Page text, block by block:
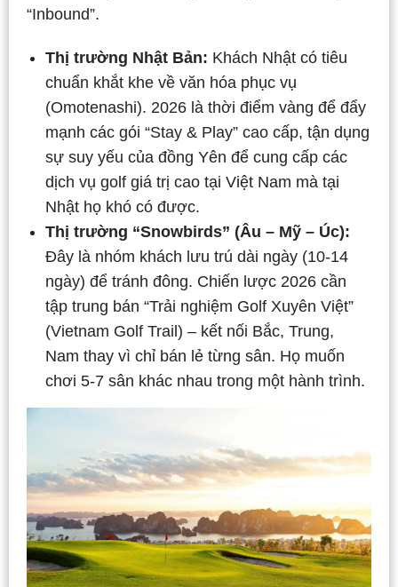
“Inbound”.
Thị trường Nhật Bản: Khách Nhật có tiêu
chuẩn khắt khe về văn hóa phục vụ
(Omotenashi). 2026 là thời điểm vàng để đẩy
mạnh các gói “Stay & Play” cao cấp, tận dụng
sự suy yếu của đồng Yên để cung cấp các
dịch vụ golf giá trị cao tại Việt Nam mà tại
Nhật họ khó có được.
Thị trường “Snowbirds” (Âu – Mỹ – Úc):
Đây là nhóm khách lưu trú dài ngày (10-14
ngày) để tránh đông. Chiến lược 2026 cần
tập trung bán “Trải nghiệm Golf Xuyên Việt”
(Vietnam Golf Trail) – kết nối Bắc, Trung,
Nam thay vì chỉ bán lẻ từng sân. Họ muốn
chơi 5-7 sân khác nhau trong một hành trình.